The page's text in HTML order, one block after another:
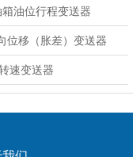
油位行程变送器
位移（胀差）变送器
速变送器